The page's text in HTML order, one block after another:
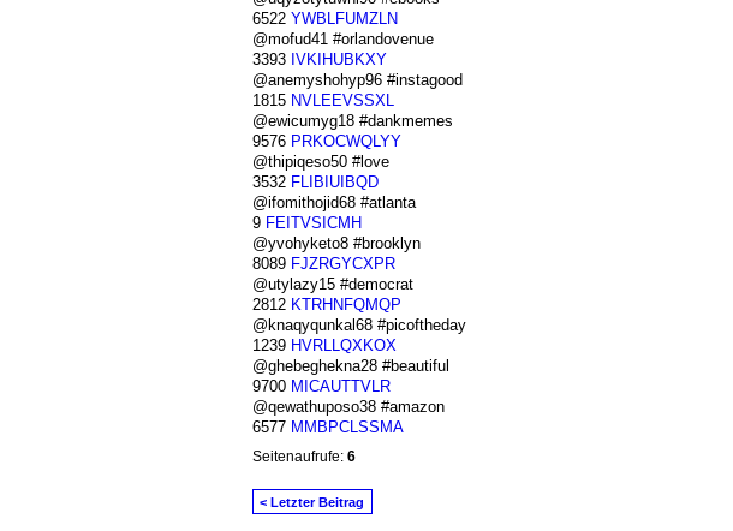
6522 YWBLFUMZLN
@mofud41 #orlandovenue
3393 IVKIHUBKXY
@anemyshohyp96 #instagood
1815 NVLEEVSSXL
@ewicumyg18 #dankmemes
9576 PRKOCWQLYY
@thipiqeso50 #love
3532 FLIBIUIBQD
@ifomithojid68 #atlanta
9 FEITVSICMH
@yvohyketo8 #brooklyn
8089 FJZRGYCXPR
@utylazy15 #democrat
2812 KTRHNFQMQP
@knaqyqunkal68 #picoftheday
1239 HVRLLQXKOX
@ghebeghekna28 #beautiful
9700 MICAUTTVLR
@qewathuposo38 #amazon
6577 MMBPCLSSMA
Seitenaufrufe: 6
< Letzter Beitrag